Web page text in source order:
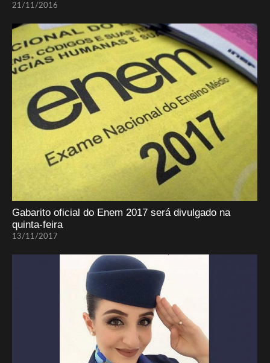
21/11/2016
Gabarito oficial do Enem 2017 será divulgado na
quinta-feira
13/11/2017